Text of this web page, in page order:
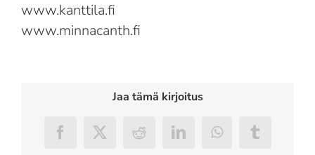
www.kanttila.fi
www.minnacanth.fi
Jaa tämä kirjoitus
Facebook
X RedditLinkedInWhatsAppTumblr